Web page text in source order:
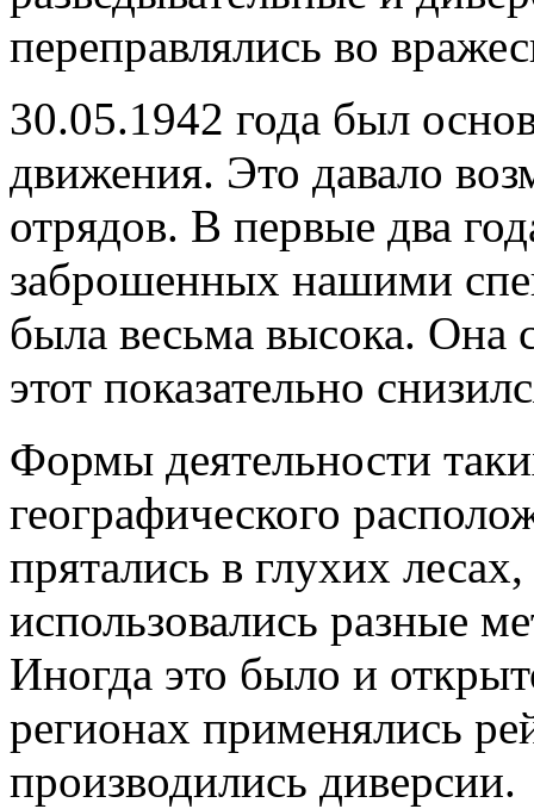
переправлялись во
30.05.1942 года был
движения. Это давало
отрядов. В первые два
заброшенных нашими
была весьма высока. Она
этот показательно
Формы деятельности
географического
прятались в глухих
использовались разные
Иногда это было и
регионах применялись
производились диверсии.